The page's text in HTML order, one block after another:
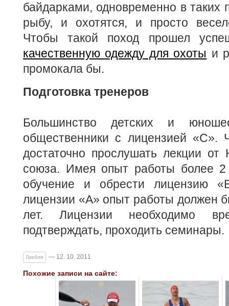
байдарками, одновременно в таких
рыбу, и охотятся, и просто
Чтобы такой поход прошел
качественную одежду для охоты и
промокала бы.
Подготовка тренеров
Большинство детских и
общественники с лицензией «С».
достаточно прослушать лекции от
союза. Имея опыт работы более 2
обучение и обрести лицензию
лицензии «А» опыт работы должен
лет. Лицензии необходимо
подтверждать, проходить семинары.
Гребля — 12. 10. 2011
Похожие записи на сайте: